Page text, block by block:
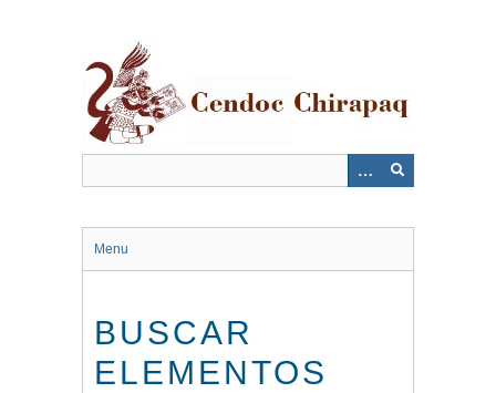
Menu
BUSCAR
ELEMENTOS